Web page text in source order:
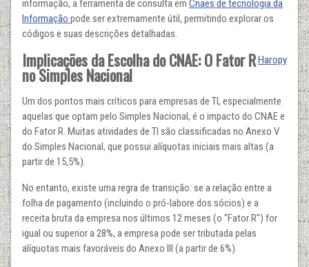
informação, a ferramenta de consulta em Cnaes de tecnologia da
Informação pode ser extremamente útil, permitindo explorar os
códigos e suas descrições detalhadas.
Нагору
Implicações da Escolha do CNAE: O Fator R
no Simples Nacional
Um dos pontos mais críticos para empresas de TI, especialmente
aquelas que optam pelo Simples Nacional, é o impacto do CNAE e
do Fator R. Muitas atividades de TI são classificadas no Anexo V
do Simples Nacional, que possui alíquotas iniciais mais altas (a
partir de 15,5%).
No entanto, existe uma regra de transição: se a relação entre a
folha de pagamento (incluindo o pró-labore dos sócios) e a
receita bruta da empresa nos últimos 12 meses (o "Fator R") for
igual ou superior a 28%, a empresa pode ser tributada pelas
alíquotas mais favoráveis do Anexo III (a partir de 6%).